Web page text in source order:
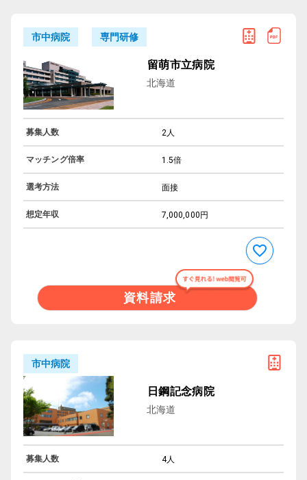
市中病院 専門研修
留萌市立病院
北海道
募集人数 2人
マッチング倍率 1.5倍
選考方法 面接
想定年収 7,000,000円
資料請求
市中病院
日鋼記念病院
北海道
募集人数 4人